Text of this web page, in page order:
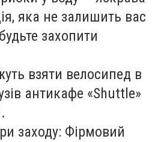
яка не залишить вас
захопити
взяти велосипед в
антикафе «Shuttle»
заходу: Фірмовий